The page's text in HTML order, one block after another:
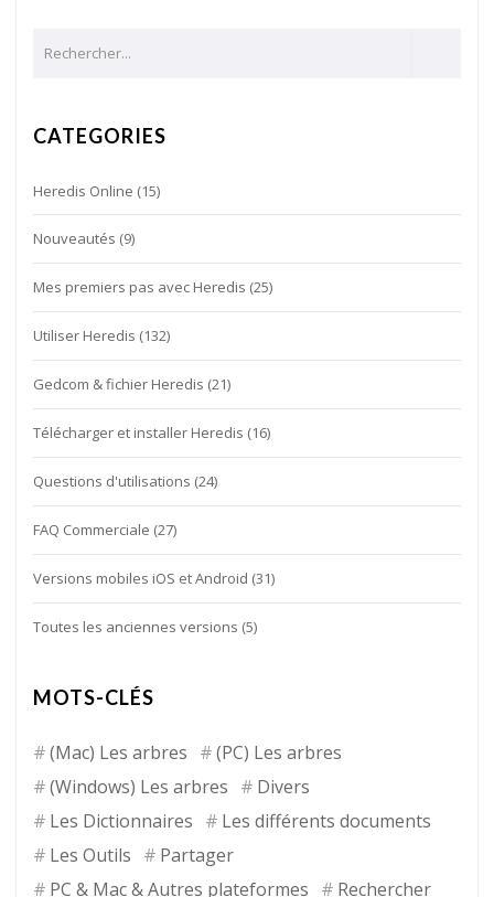
CATEGORIES
Heredis Online (15)
Nouveautés (9)
Mes premiers pas avec Heredis (25)
Utiliser Heredis (132)
Gedcom & fichier Heredis (21)
Télécharger et installer Heredis (16)
Questions d'utilisations (24)
FAQ Commerciale (27)
Versions mobiles iOS et Android (31)
Toutes les anciennes versions (5)
MOTS-CLÉS
(Mac) Les arbres
(PC) Les arbres
(Windows) Les arbres
Divers
Les Dictionnaires
Les différents documents
Les Outils
Partager
PC & Mac & Autres plateformes
Rechercher